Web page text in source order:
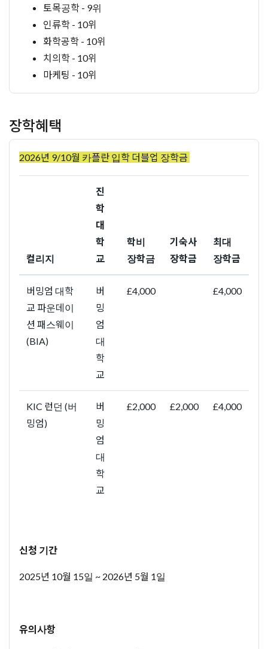
토목공학 - 9위
인류학 - 10위
화학공학 - 10위
치의학 - 10위
마케팅 - 10위
장학혜택
2026년 9/10월 카플란 입학 더블업 장학금
컬리지
진
학
대
학
교
학비
장학금
기숙사
장학금
최대
장학금
버밍엄 대학
교 파운데이
션 패스웨이
(BIA)
버
밍
엄
대
학
교
£4,000 £4,000
KIC 런던 (버
밍엄)
버
밍
엄
대
학
교
£2,000 £2,000 £4,000
신청 기간
2025년 10월 15일 ~ 2026년 5월 1일
유의사항